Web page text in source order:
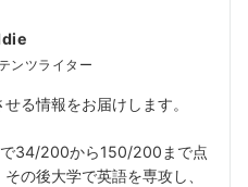
ンツライター
る情報をお届けします。
34/200から150/200まで点
の後大学で英語を専攻し、